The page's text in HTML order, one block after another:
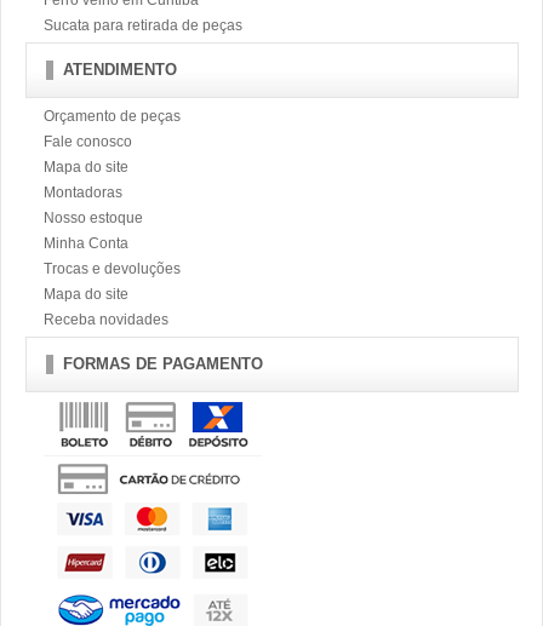
Sucata para retirada de peças
ATENDIMENTO
Orçamento de peças
Fale conosco
Mapa do site
Montadoras
Nosso estoque
Minha Conta
Trocas e devoluções
Mapa do site
Receba novidades
FORMAS DE PAGAMENTO